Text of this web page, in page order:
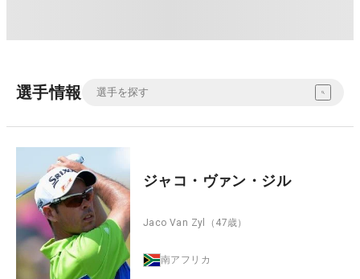
選手情報
ジャコ・ヴァン・ジル
Jaco Van Zyl （47歳）
南アフリカ